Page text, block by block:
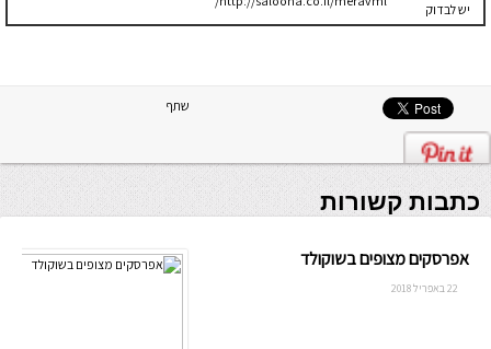
יש לבדוק
שתיקיית האב
שתף
כתבות קשורות
אפרסקים מצופים בשוקולד
22 באפריל 2018